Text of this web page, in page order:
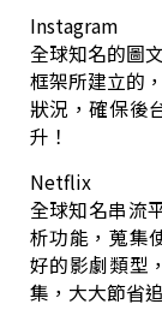
Instagram
全球知名的圖
框架所建立的
狀況，確保後
升！
Netflix
全球知名串流
析功能，蒐集
好的影劇類型
集，大大節省